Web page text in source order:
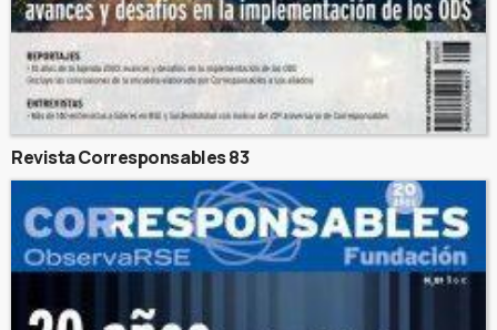
Revista Corresponsables 83